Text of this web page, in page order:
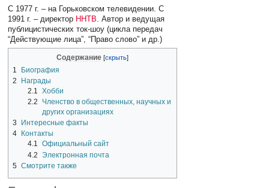
С 1977 г. – на Горьковском телевидении. С
1991 г. – директор ННТВ . Автор и ведущая
публицистических ток-шоу (цикла передач
“Действующие лица”, “Право слово” и др.)
Содержание
1
Биография
2
Награды
2.1 Хобби
2.2
Членство в общественных, научных и
других организациях
3
Интересные факты
4
Контакты
4.1 Официальный сайт
4.2 Электронная почта
5 Смотрите также